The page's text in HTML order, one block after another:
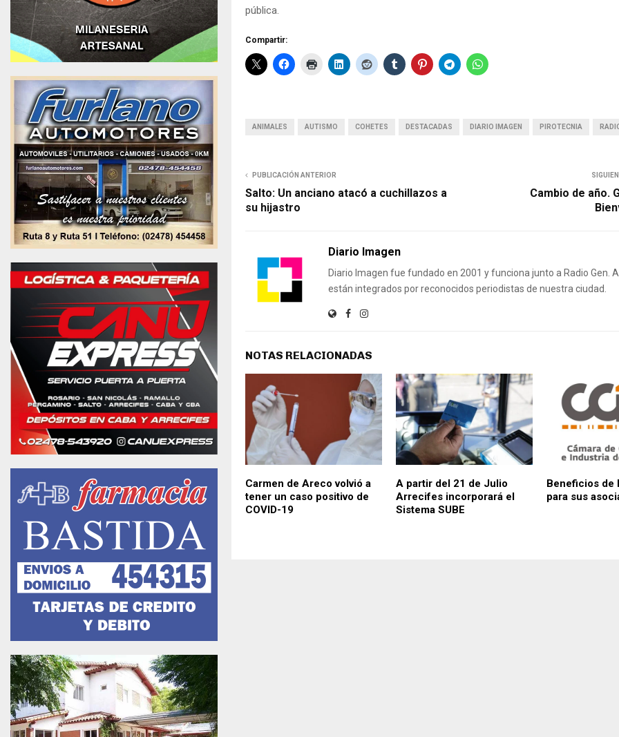
pública.
Compartir:
ANIMALES AUTISMO COHETES DESTACADAS DIARIO IMAGEN PIROTECNIA
PUBLICACIÓN ANTERIOR
Salto: Un anciano atacó a cuchillazos a
su hijastro
Cambio de año.
Diario Imagen
Diario Imagen fue fundado en 2001 y funciona junto a Radio Gen.
están integrados por reconocidos periodistas de nuestra ciudad.
NOTAS RELACIONADAS
Carmen de Areco volvió a
tener un caso positivo de
COVID-19
A partir del 21 de Julio
Arrecifes incorporará el
Sistema SUBE
Beneficios de
para sus